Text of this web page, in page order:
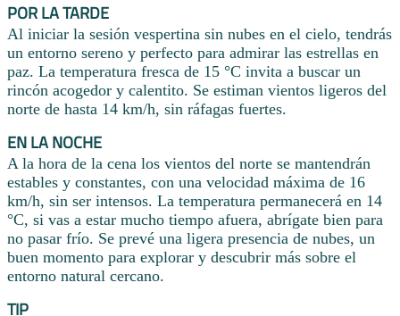
POR LA TARDE
Al iniciar la sesión vespertina sin nubes en el cielo, tendrás
un entorno sereno y perfecto para admirar las estrellas en
paz. La temperatura fresca de 15 °C invita a buscar un
rincón acogedor y calentito. Se estiman vientos ligeros del
norte de hasta 14 km/h, sin ráfagas fuertes.
EN LA NOCHE
A la hora de la cena los vientos del norte se mantendrán
estables y constantes, con una velocidad máxima de 16
km/h, sin ser intensos. La temperatura permanecerá en 14
°C, si vas a estar mucho tiempo afuera, abrígate bien para
no pasar frío. Se prevé una ligera presencia de nubes, un
buen momento para explorar y descubrir más sobre el
entorno natural cercano.
TIP